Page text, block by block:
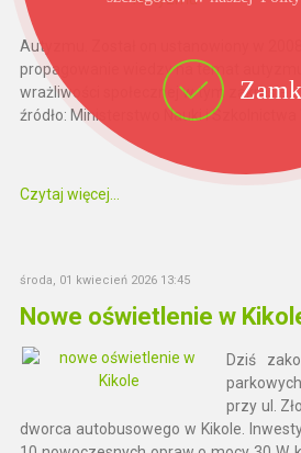
Autyzmu. Został on ustanowiony w
propagowanie wiedzy na temat
wrażliwości społecznej w tym zakresie.
źródło: Ministerstwo Nauki i Szkolnictwa
Czytaj więcej...
środa, 01 kwiecień 2026 13:45
Nowe oświetlenie w
Dziś
przy ul.
dworca autobusowego w Kikole.